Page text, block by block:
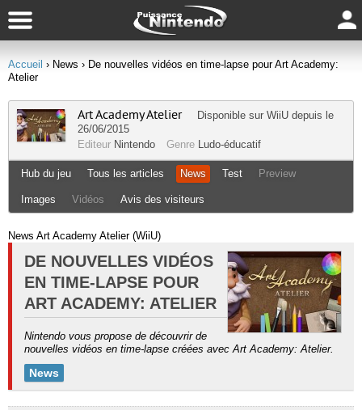
Accueil › News › De nouvelles vidéos en time-lapse pour Art Academy:
Atelier
Art Academy Atelier Disponible sur WiiU depuis le
26/06/2015
Editeur Nintendo Genre Ludo-éducatif
Hub du jeu Tous les articles News Test Preview
Images Vidéos Avis des visiteurs
News Art Academy Atelier (WiiU)
DE NOUVELLES VIDÉOS
EN TIME-LAPSE POUR
ART ACADEMY: ATELIER
Nintendo vous propose de découvrir de
nouvelles vidéos en time-lapse créées avec Art Academy: Atelier.
News